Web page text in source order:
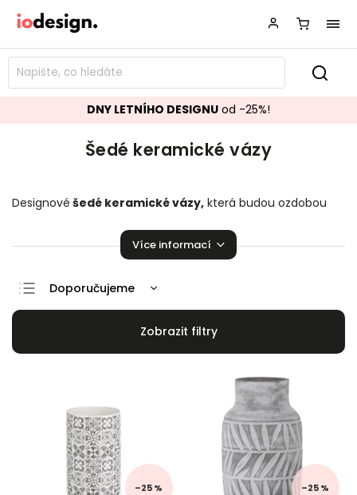
DNY LETNÍHO DESIGNU od -25%!
Šedé keramické vázy
Designové šedé keramické vázy, která budou ozdobou
ideálním doplňkem do Vaší domácnosti.
Více informací
Doporučujeme
Nejlevnější
–25 % –25 %